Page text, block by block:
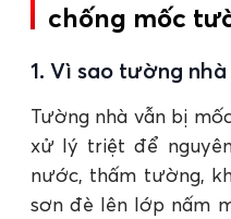
chống mốc
1. Vì sao tường
Tường nhà vẫn bị
xử lý triệt để
nước, thấm tường,
sơn đè lên lớp nấm